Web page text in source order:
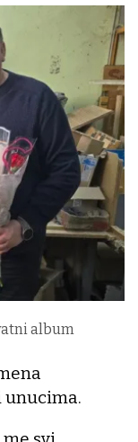
album
unucima.